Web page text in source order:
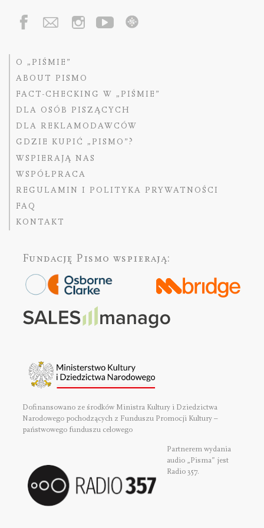
O „PIŚMIE”
ABOUT PISMO
FACT-CHECKING W „PIŚMIE”
DLA OSÓB PISZĄCYCH
DLA REKLAMODAWCÓW
GDZIE KUPIĆ „PISMO”?
WSPIERAJĄ NAS
WSPÓŁPRACA
REGULAMIN I POLITYKA PRYWATNOŚCI
FAQ
KONTAKT
Fundację Pismo wspierają:
Dofinansowano ze środków Ministra Kultury i Dziedzictwa
Narodowego pochodzących z Funduszu Promocji Kultury –
państwowego funduszu celowego
Partnerem wydania
audio „Pisma” jest
Radio 357.